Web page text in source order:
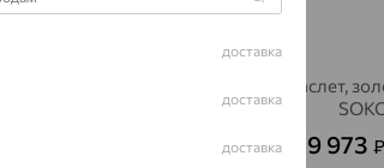
Браслет,
9 973 ₽
доставка
доставка
доставка